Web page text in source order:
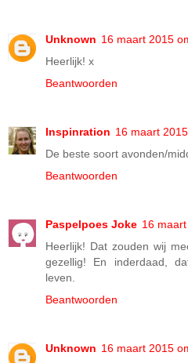
Unknown 16 maart 2015
Heerlijk! x
Beantwoorden
Inspinration 16 maart
De beste soort avonden/
Beantwoorden
Paspelpoes Joke 16
Heerlijk! Dat zouden wij
gezellig! En inderdaad,
leven.
Beantwoorden
Unknown 16 maart 2015